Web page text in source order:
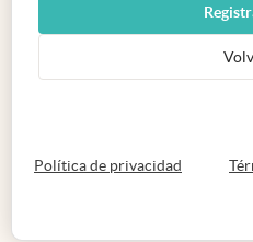
Política de privacidad abre en